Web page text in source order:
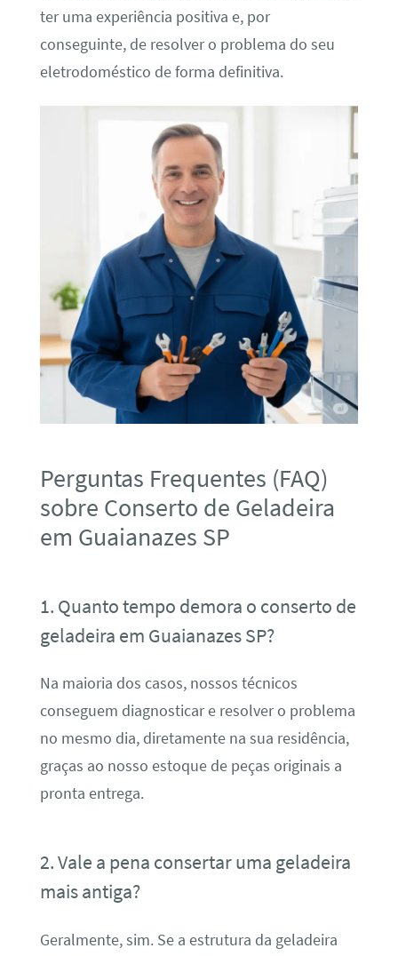
ter uma experiência positiva e, por
conseguinte, de resolver o problema do seu
eletrodoméstico de forma definitiva.
Perguntas Frequentes (FAQ)
sobre Conserto de Geladeira
em Guaianazes SP
1. Quanto tempo demora o conserto de
geladeira em Guaianazes SP?
Na maioria dos casos, nossos técnicos
conseguem diagnosticar e resolver o problema
no mesmo dia, diretamente na sua residência,
graças ao nosso estoque de peças originais a
pronta entrega.
2. Vale a pena consertar uma geladeira
mais antiga?
Geralmente, sim. Se a estrutura da geladeira